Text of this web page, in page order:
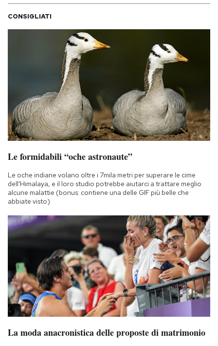
Notifiche mobile
Regala il Post
Hai bisogno di aiuto?
CONSIGLIATI
Le formidabili “oche astronaute”
Le oche indiane volano oltre i 7mila metri per superare le cime
dell'Himalaya, e il loro studio potrebbe aiutarci a trattare meglio
alcune malattie (bonus: contiene una delle GIF più belle che
abbiate visto)
La moda anacronistica delle proposte di matrimonio